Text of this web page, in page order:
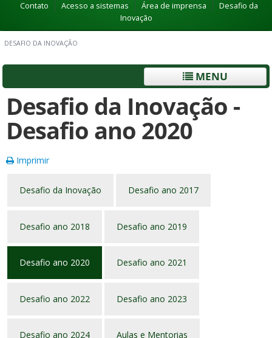
Contato Acesso a sistemas Área de imprensa
Desafio da
Inovação
DESAFIO DA INOVAÇÃO
MENU
Desafio da Inovação -
Desafio ano 2020
Imprimir
Desafio da Inovação Desafio ano 2017
Desafio ano 2018 Desafio ano 2019
Desafio ano 2020 Desafio ano 2021
Desafio ano 2022 Desafio ano 2023
Desafio ano 2024 Aulas e Mentorias